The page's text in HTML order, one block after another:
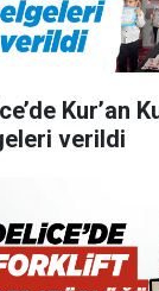
Kur’an
verildi